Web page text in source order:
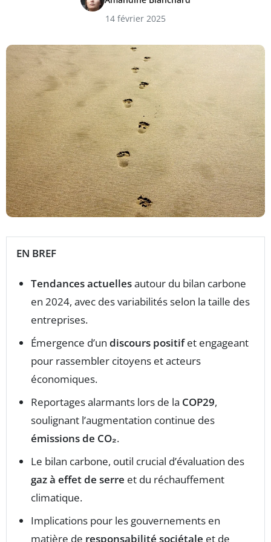
14 février 2025
EN BREF
Tendances actuellesautour du bilan carbone
en 2024, avec des variabilités selon la taille des
entreprises.
Émergence d’un discours positifet engageant
pour rassembler citoyens et acteurs
économiques.
Reportages alarmants lors de la COP29,
soulignant l’augmentation continue des
émissions de CO₂.
Le bilan carbone, outil crucial d’évaluation des
gaz à effet de serre et du réchauffement
climatique.
Implications pour les gouvernements en
matière de responsabilité sociétale et de